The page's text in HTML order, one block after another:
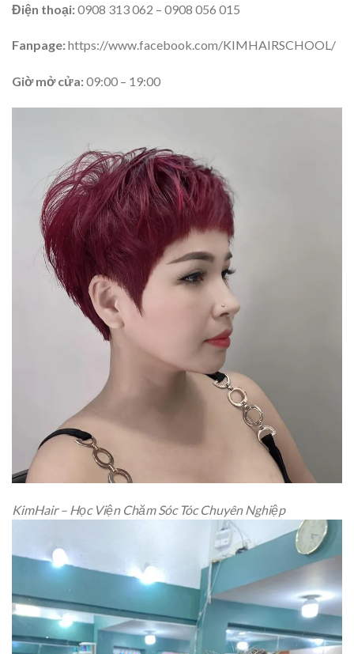
Điện thoại:0908 313 062 – 0908 056 015
Fanpage:https://www.facebook.com/KIMHAIRSCHOOL/
Giờ mở cửa:09:00 – 19:00
KimHair – Học Viện Chăm Sóc Tóc Chuyên Nghiệp